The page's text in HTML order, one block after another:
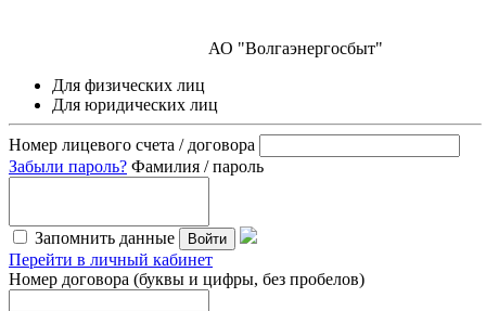
АО "Волгаэнергосбыт"
Для физических лиц
Для юридических лиц
Номер лицевого счета / договора
Забыли пароль? Фамилия / пароль
Запомнить данные Войти
Перейти в личный кабинет
Номер договора (буквы и цифры, без пробелов)